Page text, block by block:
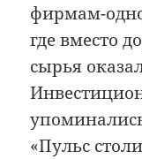
фирмам-
где вместо
сырья
«Пульс